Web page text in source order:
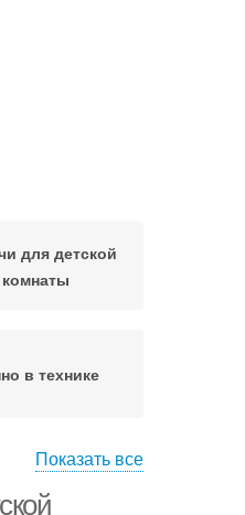
для детской
комнаты
в технике
Показать все